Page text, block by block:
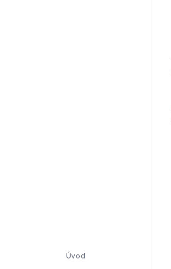
Úvod